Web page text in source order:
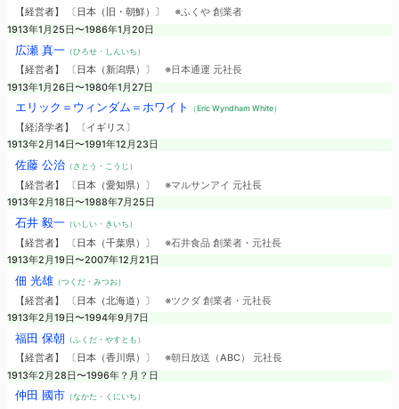
【経営者】 〔日本（旧・朝鮮）〕 ※ふくや 創業者
1913年1月25日〜1986年1月20日
広瀬 真一（ひろせ・しんいち）
【経営者】 〔日本（新潟県）〕 ※日本通運 元社長
1913年1月26日〜1980年1月27日
エリック＝ウィンダム＝ホワイト （Eric Wyndham White）
【経済学者】 〔イギリス〕
1913年2月14日〜1991年12月23日
佐藤 公治（さとう・こうじ）
【経営者】 〔日本（愛知県）〕 ※マルサンアイ 元社長
1913年2月18日〜1988年7月25日
石井 毅一（いしい・きいち）
【経営者】 〔日本（千葉県）〕 ※石井食品 創業者・元社長
1913年2月19日〜2007年12月21日
佃 光雄（つくだ・みつお）
【経営者】 〔日本（北海道）〕 ※ツクダ 創業者・元社長
1913年2月19日〜1994年9月7日
福田 保朝 （ふくだ・やすとも）
【経営者】 〔日本（香川県）〕 ※朝日放送（ABC） 元社長
1913年2月28日〜1996年？月？日
仲田 國市 （なかた・くにいち）